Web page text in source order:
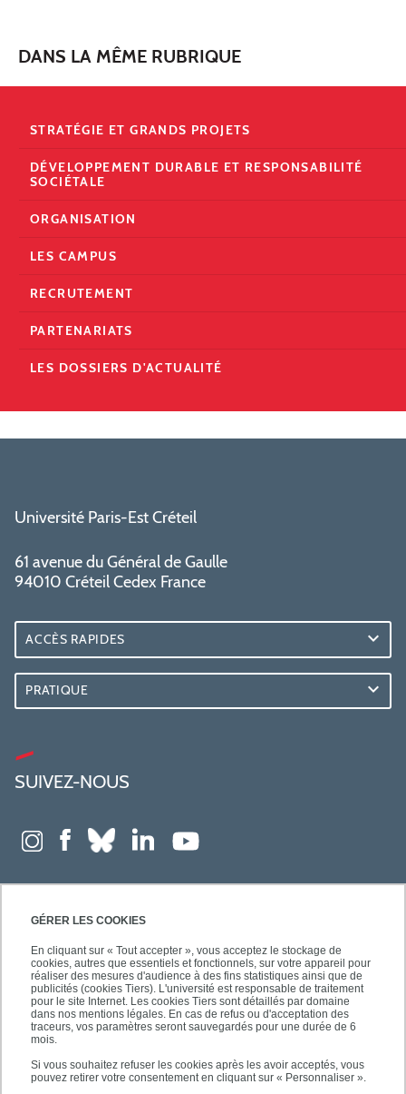
GÉRER LES COOKIES
En cliquant sur « Tout accepter », vous acceptez le stockage de
cookies, autres que essentiels et fonctionnels, sur votre appareil pour
réaliser des mesures d'audience à des fins statistiques ainsi que de
publicités (cookies Tiers). L'université est responsable de traitement
pour le site Internet. Les cookies Tiers sont détaillés par domaine
dans nos mentions légales. En cas de refus ou d'acceptation des
traceurs, vos paramètres seront sauvegardés pour une durée de 6
mois.
Si vous souhaitez refuser les cookies après les avoir acceptés, vous
pouvez retirer votre consentement en cliquant sur « Personnaliser ».
DANS LA MÊME RUBRIQUE
STRATÉGIE ET GRANDS PROJETS
DÉVELOPPEMENT DURABLE ET RESPONSABILITÉ
SOCIÉTALE
ORGANISATION
LES CAMPUS
RECRUTEMENT
PARTENARIATS
LES DOSSIERS D'ACTUALITÉ
Université Paris-Est Créteil
61 avenue du Général de Gaulle
94010 Créteil Cedex France
ACCÈS RAPIDES
PRATIQUE
SUIVEZ-NOUS